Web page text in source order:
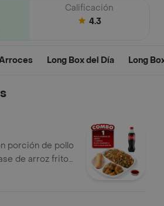
Calificación
4.3
Long Box del Día Long
porción de pollo
de arroz frito
cola de 400